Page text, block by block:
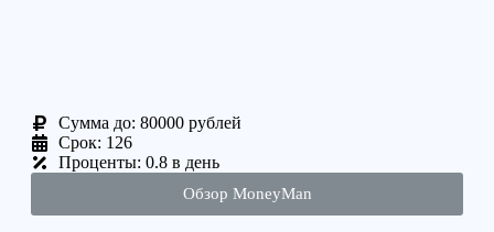
Cумма до: 80000 рублей
Срок: 126
Проценты: 0.8 в день
Обзор MoneyMan